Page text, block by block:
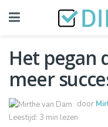
Het pegan
meer
door
Leestijd: 3 min lezen